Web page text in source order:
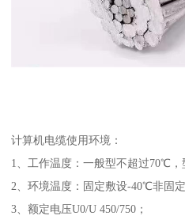
计算机电缆使用环境：
1、工作温度：一般型不超过70℃，
2、环境温度：固定敷设-40℃非固
3、额定电压U0/U 450/750；